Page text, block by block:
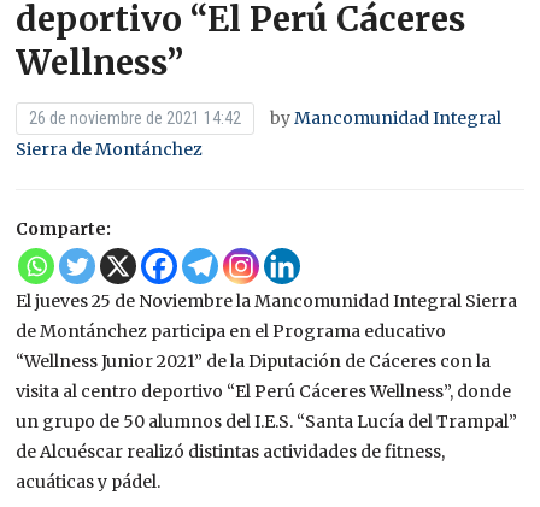
deportivo “El Perú Cáceres
Wellness”
26 de noviembre de 2021 14:42 byMancomunidad Integral
Sierra de Montánchez
Comparte:
El jueves 25 de Noviembre la Mancomunidad Integral Sierra
de Montánchez participa en el Programa educativo
“Wellness Junior 2021” de la Diputación de Cáceres con la
visita al centro deportivo “El Perú Cáceres Wellness”, donde
un grupo de 50 alumnos del I.E.S. “Santa Lucía del Trampal”
de Alcuéscar realizó distintas actividades de fitness,
acuáticas y pádel.